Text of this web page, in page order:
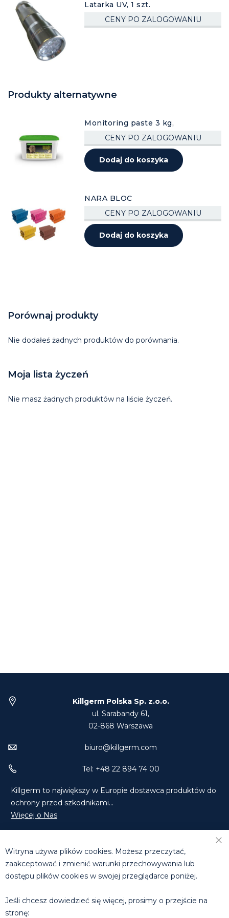
Latarka UV, 1 szt.
CENY PO ZALOGOWANIU
Produkty alternatywne
Monitoring paste 3 kg,
CENY PO ZALOGOWANIU
Dodaj do koszyka
NARA BLOC
CENY PO ZALOGOWANIU
Dodaj do koszyka
Porównaj produkty
Nie dodałeś żadnych produktów do porównania.
Moja lista życzeń
Nie masz żadnych produktów na liście życzeń.
Killgerm Polska Sp. z.o.o.
ul. Sarabandy 61,
02-868 Warszawa
biuro@killgerm.com
Tel: +48 22 894 74 00
Killgerm to największy w Europie dostawca produktów do
ochrony przed szkodnikami...
Więcej o Nas
Skontaktuj się z Nami
DZIAŁ HANDLOWY
E: tomasz.michalowski@killgerm.com
E:rafal.molak@killgerm.com
Witryna używa plików cookies. Możesz przeczytać,
zaakceptować i zmienić warunki przechowywania lub
dostępu plików cookies w swojej przeglądarce poniżej.
Jeśli chcesz dowiedzieć się więcej, prosimy o przejście na
stronę: